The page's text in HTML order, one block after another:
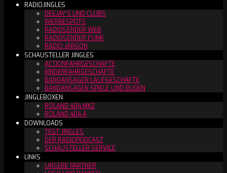
RADIOJINGLES
DEEJAY´S UND CLUBS
WERBESPOTS
RADIOSENDER WEB
RADIOSENDER FUNK
RADIO JARGON
SCHAUSTELLER JINGLES
ACTIONFAHRGESCHÄFTE
KINDERFAHRGESCHÄFTE
BANDANSAGEN LAUFGESCHÄFTE
BANDANSAGEN SPIELE UND BUDEN
JINGLEBOXEN
ROLAND 404 MK2
ROLAND 404 A
DOWNLOADS
TEST JINGLES
DER RADIOPODCAST
SCHAUSTELLER SERVICE
LINKS
UNSERE PARTNER